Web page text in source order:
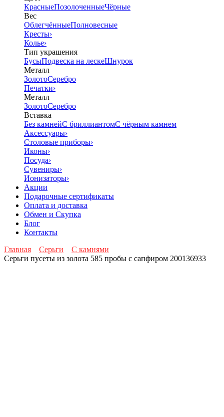
КрасныеПозолоченныеЧёрные
Вес
ОблегчённыеПолновесные
Кресты›
Колье›
Тип украшения
БусыПодвеска на лескеШнурок
Металл
ЗолотоСеребро
Печатки›
Металл
ЗолотоСеребро
Вставка
Без камнейС бриллиантомС чёрным камнем
Аксессуары›
Столовые приборы›
Иконы›
Посуда›
Сувениры›
Ионизаторы›
Акции
Подарочные сертификаты
Оплата и доставка
Обмен и Скупка
Блог
Контакты
Главная
Серьги
С камнями
Серьги пусеты из золота 585 пробы с сапфиром 200136933